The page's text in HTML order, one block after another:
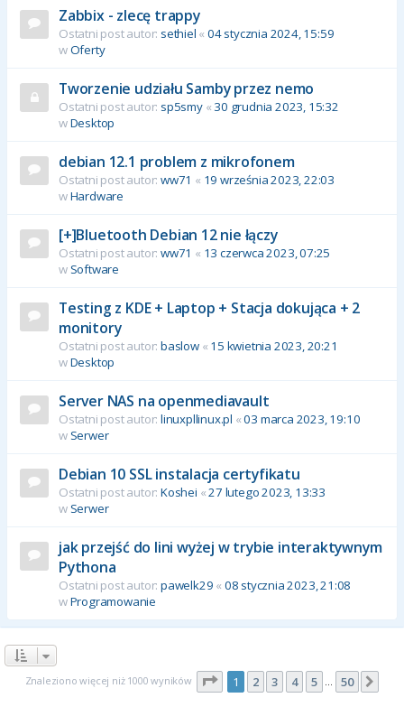
Zabbix - zlecę trappy
Ostatni post autor: sethiel «04 stycznia 2024, 15:59
wOferty
Tworzenie udziału Samby przez nemo
Ostatni post autor: sp5smy« 30 grudnia 2023, 15:32
wDesktop
debian 12.1 problem z mikrofonem
Ostatni post autor: ww71 « 19 września 2023, 22:03
wHardware
[+]Bluetooth Debian 12 nie łączy
Ostatni post autor: ww71 « 13 czerwca 2023, 07:25
w Software
Testing z KDE + Laptop + Stacja dokująca + 2
monitory
Ostatni post autor: baslow« 15 kwietnia 2023, 20:21
wDesktop
Server NAS na openmediavault
Ostatni post autor: linuxpllinux.pl «03 marca 2023, 19:10
w Serwer
Debian 10 SSL instalacja certyfikatu
Ostatni post autor: Koshei «27 lutego 2023, 13:33
w Serwer
jak przejść do lini wyżej w trybie interaktywnym
Pythona
Ostatni post autor: pawelk29 « 08 stycznia 2023, 21:08
wProgramowanie
Znaleziono więcej niż 1000 wyników Strona z50
1 2 3 4 5 … 50